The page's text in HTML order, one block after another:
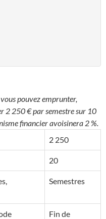
pouvez emprunter,
2 250 € par semestre sur 10
financier avoisinera 2 %.
2 250
20
Semestres
Fin de